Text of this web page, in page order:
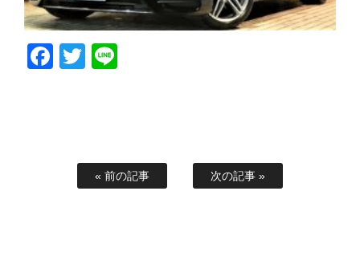
Facebook
Twitter
« 前の記事 次の記事 »